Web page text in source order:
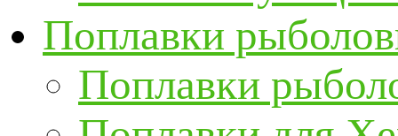
Поплавки
Поплавки